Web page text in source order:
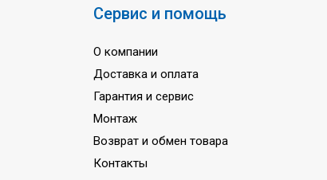
Водные соединения
Уровень шума
Частота тока
Гарантия
Сервис и помощь
О компании
Доставка и оплата
Гарантия и сервис
Монтаж
Возврат и обмен товара
Контакты